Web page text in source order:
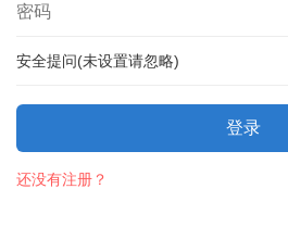
安全提问(未设置请忽略)
登录
还没有注册？